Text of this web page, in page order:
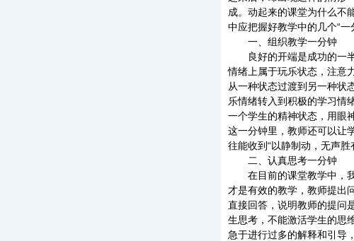
成。动起来的课堂为什么不
中应把握好教学中的几个“一
一、组织教学一分钟
良好的开端是成功的一半
情绪上属于玩乐状态，注意
从一种状态过渡到另一种状
乐情绪转入到积极的学习情
一个学生的精神状态，用眼
这一分钟里，教师还可以让
往能收到“以静制动，无声胜
二、认真思考一分钟
在目前的课堂教学中，我
才是有效的教学，教师提出
直接回答，说明教师的提问
生思考，不能激活学生的思
急于进行过多的解释和引导